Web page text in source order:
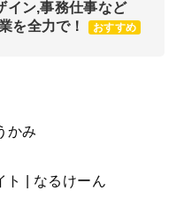
イン,事務仕事など
を全力で！
おすすめ
かみ
| なるけーん